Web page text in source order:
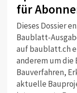
für
Dieses Dossier
Baublatt-
auf baublatt.ch
anderem um
Bauverfahren,
aktuelle